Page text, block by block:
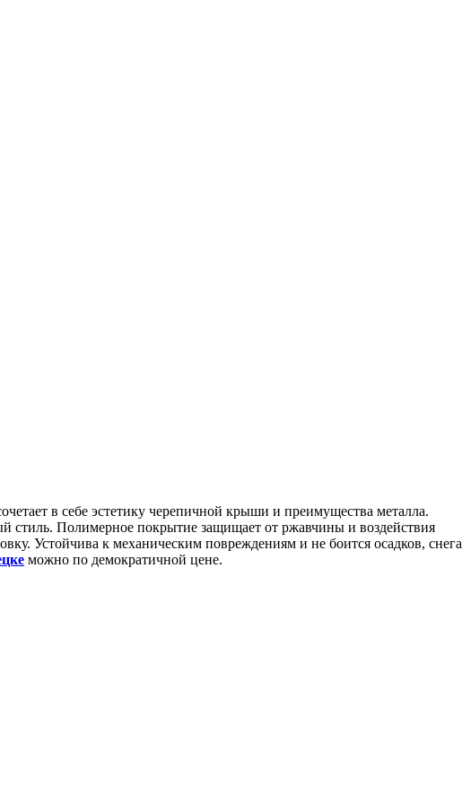
в себе эстетику черепичной крыши и преимущества металла.
стиль. Полимерное покрытие защищает от ржавчины и воздействия
Устойчива к механическим повреждениям и не боится осадков, снега
можно по демократичной цене.